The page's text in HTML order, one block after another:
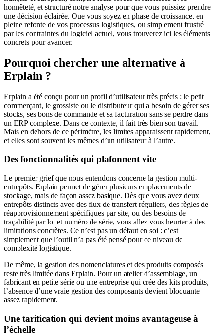
honnêteté, et structuré notre analyse pour que vous puissiez prendre
une décision éclairée. Que vous soyez en phase de croissance, en
pleine refonte de vos processus logistiques, ou simplement frustré
par les contraintes du logiciel actuel, vous trouverez ici les éléments
concrets pour avancer.
Pourquoi chercher une alternative à
Erplain ?
Erplain a été conçu pour un profil d’utilisateur très précis : le petit
commerçant, le grossiste ou le distributeur qui a besoin de gérer ses
stocks, ses bons de commande et sa facturation sans se perdre dans
un ERP complexe. Dans ce contexte, il fait très bien son travail.
Mais en dehors de ce périmètre, les limites apparaissent rapidement,
et elles sont souvent les mêmes d’un utilisateur à l’autre.
Des fonctionnalités qui plafonnent vite
Le premier grief que nous entendons concerne la gestion multi-
entrepôts. Erplain permet de gérer plusieurs emplacements de
stockage, mais de façon assez basique. Dès que vous avez deux
entrepôts distincts avec des flux de transfert réguliers, des règles de
réapprovisionnement spécifiques par site, ou des besoins de
traçabilité par lot et numéro de série, vous allez vous heurter à des
limitations concrètes. Ce n’est pas un défaut en soi : c’est
simplement que l’outil n’a pas été pensé pour ce niveau de
complexité logistique.
De même, la gestion des nomenclatures et des produits composés
reste très limitée dans Erplain. Pour un atelier d’assemblage, un
fabricant en petite série ou une entreprise qui crée des kits produits,
l’absence d’une vraie gestion des composants devient bloquante
assez rapidement.
Une tarification qui devient moins avantageuse à
l’échelle